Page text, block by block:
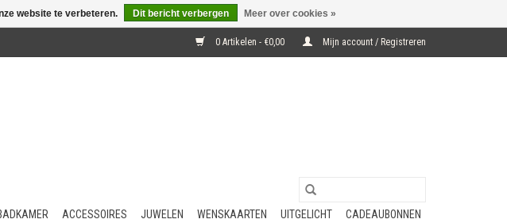
0 Artikelen - €0,00 Mijn account / Registreren
ACCESSOIRES JUWELEN WENSKAARTEN UITGELICHT CADEAUBONNEN
website te verbeteren. Dit bericht verbergen Meer over cookies »